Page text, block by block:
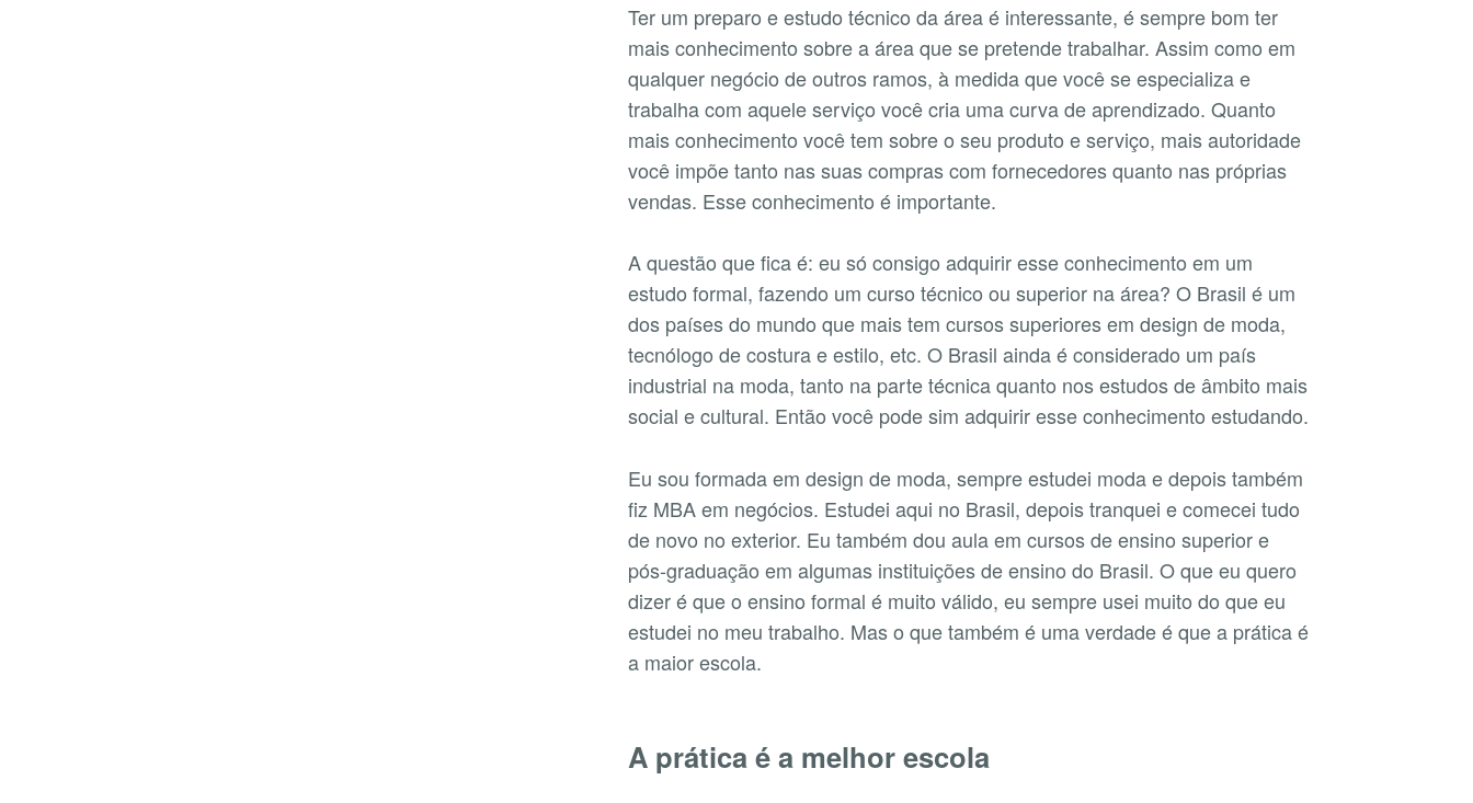
Ter um preparo e estudo técnico da área é interessante, é sempre bom ter
mais conhecimento sobre a área que se pretende trabalhar. Assim como em
qualquer negócio de outros ramos, à medida que você se especializa e
trabalha com aquele serviço você cria uma curva de aprendizado. Quanto
mais conhecimento você tem sobre o seu produto e serviço, mais autoridade
você impõe tanto nas suas compras com fornecedores quanto nas próprias
vendas. Esse conhecimento é importante.
A questão que fica é: eu só consigo adquirir esse conhecimento em um
estudo formal, fazendo um curso técnico ou superior na área? O Brasil é um
dos países do mundo que mais tem cursos superiores em design de moda,
tecnólogo de costura e estilo, etc. O Brasil ainda é considerado um país
industrial na moda, tanto na parte técnica quanto nos estudos de âmbito mais
social e cultural. Então você pode sim adquirir esse conhecimento estudando.
Eu sou formada em design de moda, sempre estudei moda e depois também
fiz MBA em negócios. Estudei aqui no Brasil, depois tranquei e comecei tudo
de novo no exterior. Eu também dou aula em cursos de ensino superior e
pós-graduação em algumas instituições de ensino do Brasil. O que eu quero
dizer é que o ensino formal é muito válido, eu sempre usei muito do que eu
estudei no meu trabalho. Mas o que também é uma verdade é que a prática é
a maior escola.
A prática é a melhor escola